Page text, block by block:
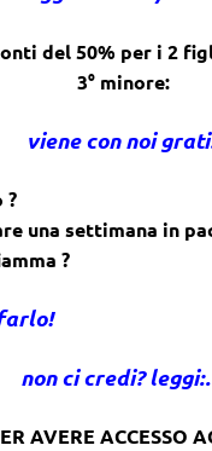
del 50% per i 2
3° minore:
viene con noi
?
una settimana in
?
non ci credi?
AVERE ACCESSO